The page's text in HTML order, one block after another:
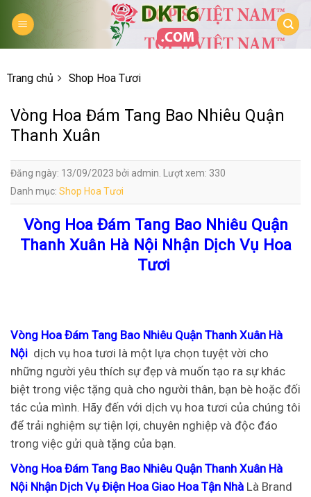
Trang chủ Shop Hoa Tươi
Vòng Hoa Đám Tang Bao Nhiêu Quận
Thanh Xuân
Đăng ngày: 13/09/2023 bởi admin. Lượt xem: 330
Danh mục: Shop Hoa Tươi
Vòng Hoa Đám Tang Bao Nhiêu Quận
Thanh Xuân Hà Nội Nhận Dịch Vụ Hoa
Tươi
Vòng Hoa Đám Tang Bao Nhiêu Quận Thanh Xuân Hà
Nội dịch vụ hoa tươi là một lựa chọn tuyệt vời cho
những người yêu thích sự đẹp và muốn tạo ra sự khác
biệt trong việc tặng quà cho người thân, bạn bè hoặc đối
tác của mình. Hãy đến với dịch vụ hoa tươi của chúng tôi
để trải nghiệm sự tiện lợi, chuyên nghiệp và độc đáo
trong việc gửi quà tặng của bạn.
Vòng Hoa Đám Tang Bao Nhiêu Quận Thanh Xuân Hà
Nội Nhận Dịch Vụ Điện Hoa Giao Hoa Tận Nhà Là Brand